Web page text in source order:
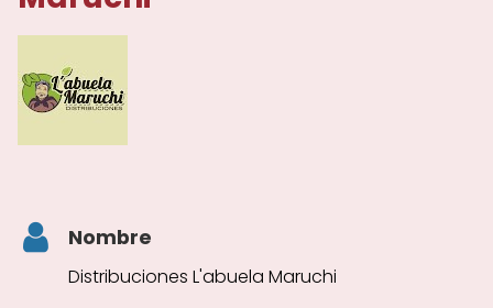
Nombre
Distribuciones L'abuela Maruchi